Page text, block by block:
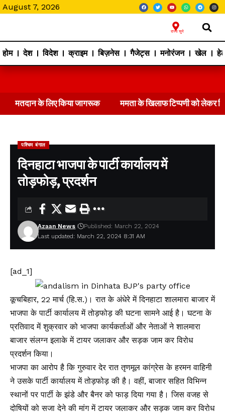
August 7, 2026
राज्य चुने
होम देश विदेश क्राइम बिज़नेस गैजेट्स मनोरंजन खेल
मतदान के लिए किया जागरूक ममता के खिलाफ टिप्पणी को लेकर
पश्चिम बंगाल
दिनहाटा भाजपा के पार्टी कार्यालय में
तोड़फोड़, प्रदर्शन
Last updated: March 22, 2024 8:31 AM
Azaan News Published: March 22, 2024
[ad_1]
कूचबिहार, 22 मार्च (हि.स.)। रात के अंधेरे में दिनहाटा शालमारा बाजार में
भाजपा के पार्टी कार्यालय में तोड़फोड़ की घटना सामने आई है। घटना के
प्रतिवाद में शुक्रवार को भाजपा कार्यकर्ताओं और नेताओं ने शालमारा
बाजार संलग्न इलाके में टायर जलाकर और सड़क जाम कर विरोध
प्रदर्शन किया।
भाजपा का आरोप है कि गुरुवार देर रात तृणमूल कांग्रेस के हरमन वाहिनी
ने उसके पार्टी कार्यालय में तोड़फोड़ की है। वहीं, बाजार सहित विभिन्न
स्थानों पर पार्टी के झंडे और बैनर को फाड़ दिया गया है। जिस वजह से
दोषियों को सजा देने की मांग में टायर जलाकर और सड़क जाम कर विरोध